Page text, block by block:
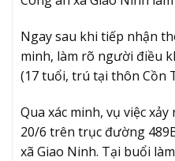
Ngay sau khi tiếp nhận
minh, làm rõ người điều
(17 tuổi, trú tại thôn Cồn
Qua xác minh, vụ việc
20/6 trên trục đường
xã Giao Ninh. Tại buổi